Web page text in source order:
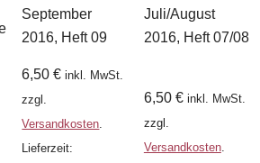
September
2016, Heft 09
6,50€ inkl. MwSt.
zzgl.
Versandkosten
Lieferzeit:
Juli/August
2016, Heft 07/08
6,50 € inkl. MwSt.
zzgl.
Versandkosten.